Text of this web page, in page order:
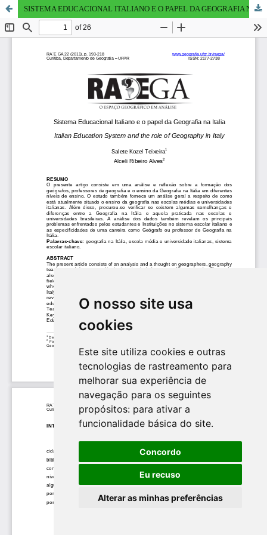
O nosso site usa
cookies
Este site utiliza cookies e outras
tecnologias de rastreamento para
melhorar sua experiência de
navegação para os seguintes
propósitos: para ativar a
funcionalidade básica do site.
Concordo
Eu recuso
Alterar as minhas preferências
SISTEMA EDUCACIONAL ITALIANO E O PAPEL DA GEOGRAFIA NA ITALIA